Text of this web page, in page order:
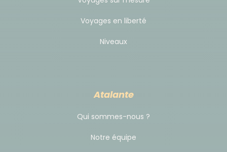
Voyages en liberté
Niveaux
Atalante
Qui sommes-nous ?
Notre équipe